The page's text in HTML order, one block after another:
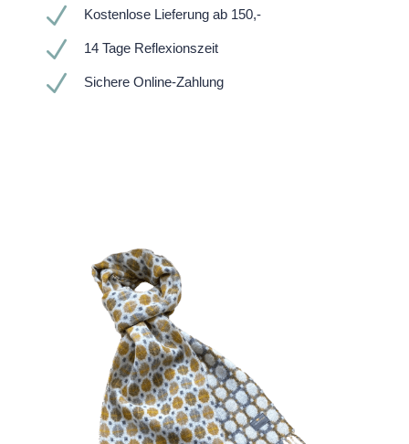
N Kostenlose Lieferung ab 150,-
N 14 Tage Reflexionszeit
N Sichere Online-Zahlung